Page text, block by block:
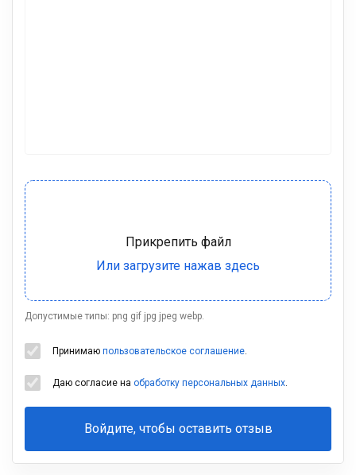
Допустимые типы: png gif jpg jpeg webp.
Принимаю пользовательское соглашение.
Даю согласие на обработку персональных данных.
Войдите, чтобы оставить отзыв
Ваша